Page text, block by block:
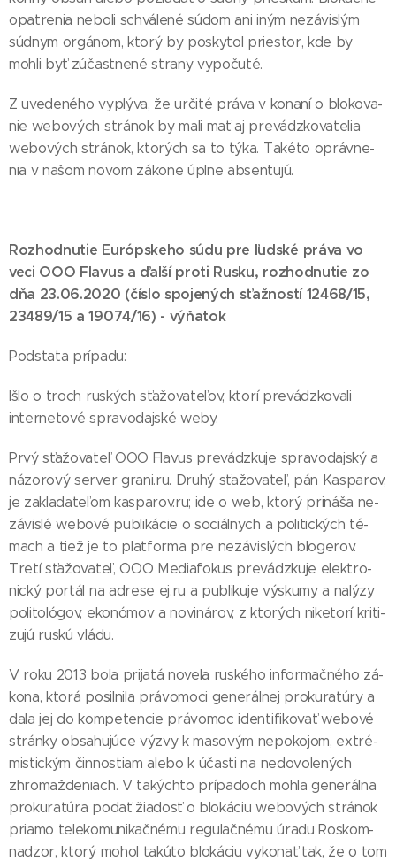
opat­re­nia ne­bo­li schvá­le­né sú­dom ani iným ne­zá­vis­lým
súd­nym or­gá­nom, kto­rý by pos­ky­tol pries­tor, kde by
moh­li byť zú­čas­tne­né stra­ny vy­po­ču­té.
Z uve­de­né­ho vy­plý­va, že ur­či­té prá­va v ko­na­ní o blo­ko­va­
nie webo­vých strá­nok by ma­li mať aj pre­vádz­ko­va­te­lia
webo­vých strá­nok, kto­rých sa to tý­ka. Ta­ké­to op­ráv­ne­
nia v na­šom no­vom zá­ko­ne úpl­ne ab­sen­tu­jú.
Roz­hod­nu­tie Európ­ske­ho sú­du pre ľud­ské prá­va vo
ve­ci OOO Fla­vus a ďal­ší pro­ti Rus­ku, roz­hod­nu­tie zo
dňa 23.06.2020 (čís­lo spo­je­ných sťaž­nos­tí 12468/15,
23489/15 a 19074/16) - vý­ňa­tok
Pod­sta­ta prí­pa­du:
Iš­lo o troch ru­ských sťa­žo­va­te­ľov, kto­rí pre­vádz­ko­va­li
inter­ne­to­vé spra­vo­daj­ské weby.
Pr­vý sťa­žo­va­teľ OOO Fla­vus pre­vádz­ku­je spra­vo­daj­ský a
ná­zo­ro­vý server gra­ni.ru. Dru­hý sťa­žo­va­teľ, pán Kas­pa­rov,
je za­kla­da­te­ľom kas­pa­rov.ru; ide o web, kto­rý pri­ná­ša ne­
zá­vis­lé webo­vé pub­li­ká­cie o so­ciál­nych a po­li­tic­kých té­
mach a tiež je to plat­for­ma pre ne­zá­vis­lých blo­ge­rov.
Tre­tí sťa­žo­va­teľ, OOO Me­dia­fo­kus pre­vádz­ku­je elek­tro­
nic­ký por­tál na ad­re­se ej.ru a pub­li­ku­je vý­sku­my a na­lý­zy
po­li­to­ló­gov, eko­nó­mov a no­vi­ná­rov, z kto­rých ni­ke­to­rí kri­ti­
zu­jú rus­kú vlá­du.
V ro­ku 2013 bo­la pri­ja­tá no­ve­la rus­ké­ho in­for­mač­né­ho zá­
ko­na, kto­rá po­sil­ni­la prá­vo­mo­ci ge­ne­rál­nej pro­ku­ra­tú­ry a
da­la jej do kom­pe­ten­cie prá­vo­moc iden­ti­fi­ko­vať webo­vé
strán­ky ob­sa­hu­jú­ce vý­zvy k ma­so­vým ne­po­ko­jom, extré­
mis­tic­kým čin­nos­tiam ale­bo k účas­ti na ne­do­vo­le­ných
zhro­maž­de­niach. V ta­kých­to prí­pa­doch moh­la ge­ne­rál­na
pro­ku­ra­tú­ra po­dať žia­dosť o blo­ká­ciu webo­vých strá­nok
pria­mo te­le­ko­mu­ni­kač­né­mu re­gu­lač­né­mu úra­du Ros­kom­
na­dzor, kto­rý mo­hol ta­kú­to blo­ká­ciu vy­ko­nať tak, že o tom